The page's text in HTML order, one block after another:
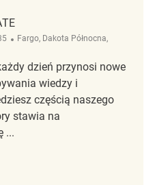
Lokalizacja
Fargo, Dakota Północna,
dzień przynosi nowe
wiedzy i
częścią naszego
stawia na
...
REQ139935
Associate